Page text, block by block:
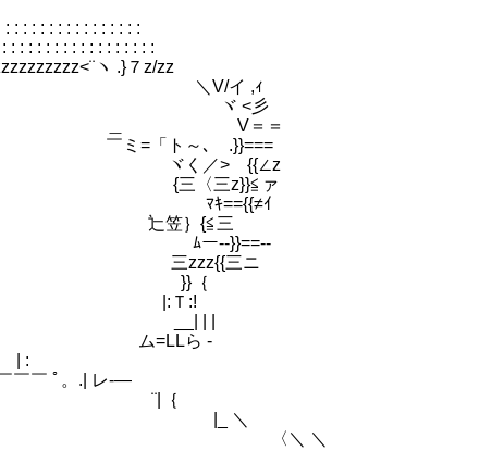
: : : : : : : : : : : :
: : : : : : : : : : : : :
ヽ .}７z/zz
V/イ ,ｨ
ヾ <彡
＿ V＝＝
ト～､ .}}===
く／> {{∠z
〈三z}}≦ァ
ｷ=={{≠ｲ
笠｝{≦三
ー--}}==--
zzz{{三ニ
__rト-┐ }}｛
益z,/| |:Ｔ:!
| __| | |
| | ム=LLら -
| :
￣￣ ﾟ。.| レ-―
|/ ¨|｛
|/ |_ ＼
＼